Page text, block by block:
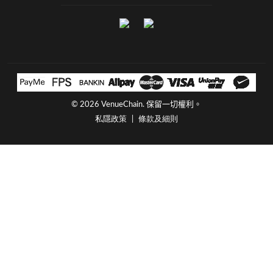
© 2026 VenueChain. 保留一切權利。
私隱政策 條款及細則